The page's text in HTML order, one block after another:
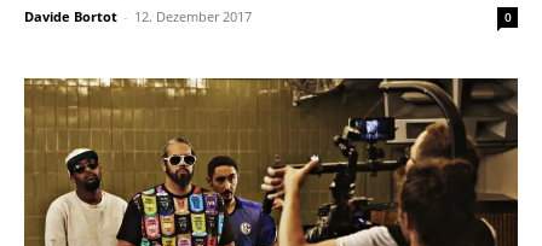
Davide Bortot - 12. Dezember 2017 0